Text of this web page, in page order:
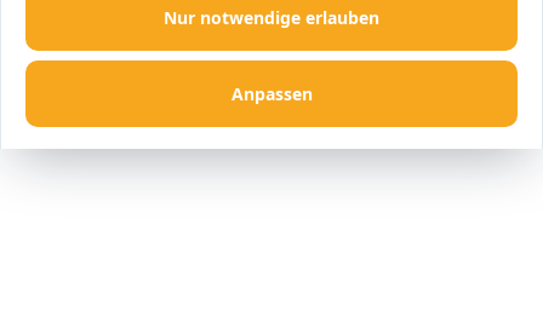
Nur notwendige erlauben
Anpassen